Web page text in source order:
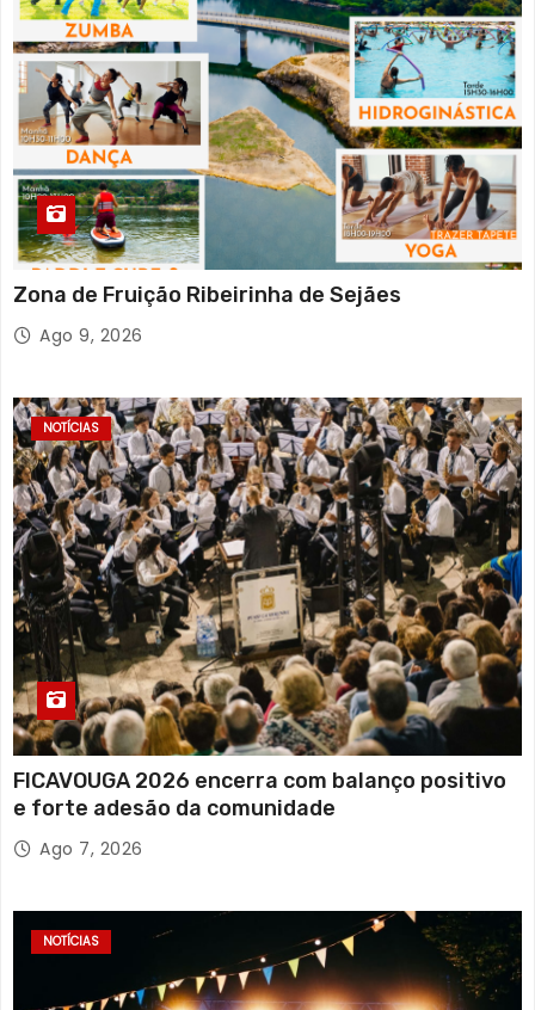
Zona de Fruição Ribeirinha de Sejães
Ago 9, 2026
NOTÍCIAS
FICAVOUGA 2026 encerra com balanço positivo
e forte adesão da comunidade
Ago 7, 2026
NOTÍCIAS